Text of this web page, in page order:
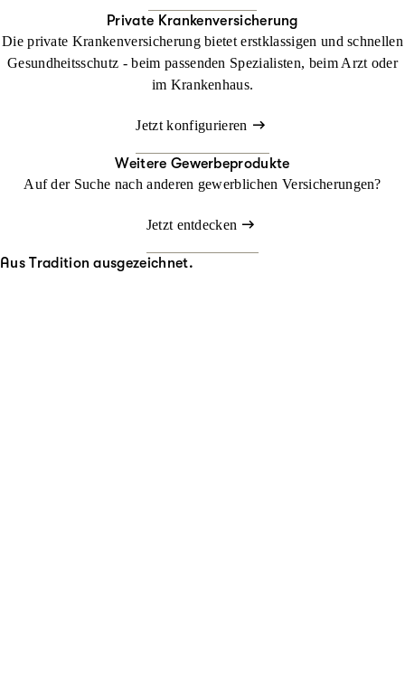
Private Krankenversicherung
Die private Krankenversicherung bietet erstklassigen und schnellen
Gesundheitsschutz - beim passenden Spezialisten, beim Arzt oder
im Krankenhaus.
Jetzt konfigurieren
Weitere Gewerbeprodukte
Auf der Suche nach anderen gewerblichen Versicherungen?
Jetzt entdecken
Aus Tradition ausgezeichnet.